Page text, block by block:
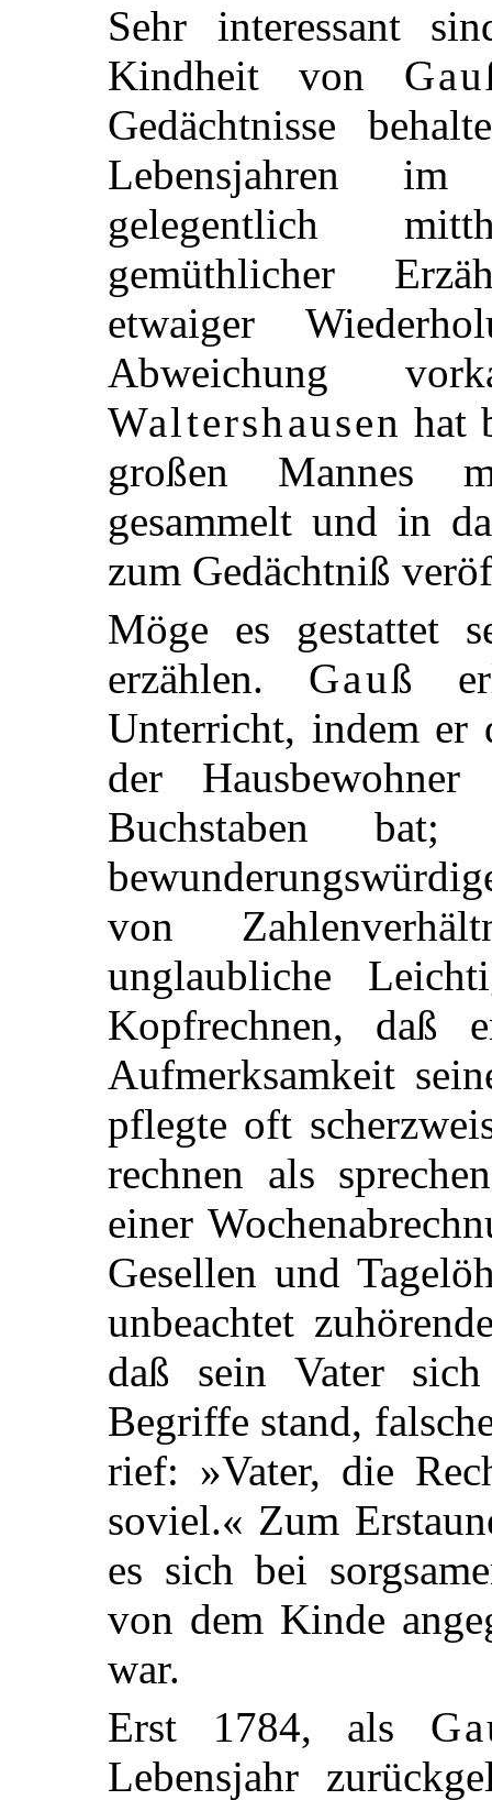
Sehr interessant
Kindheit von
Gedächtnisse
Lebensjahren im
gelegentlich
gemüthlicher
etwaiger
Abweichung
Waltershausen hat
großen Mannes
gesammelt und in
zum Gedächtniß
Möge es gestattet
erzählen. Gauß
Unterricht, indem er
der
Buchstaben
von
unglaubliche
Kopfrechnen, daß
Aufmerksamkeit
pflegte oft
rechnen als
einer
Gesellen und
unbeachtet
daß sein Vater
Begriffe stand,
rief: »Vater, die
soviel.« Zum
es sich bei
von dem Kinde
war.
Erst 1784, als
Lebensjahr